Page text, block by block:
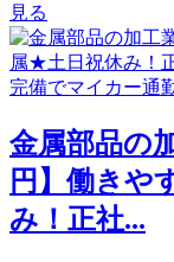
見る
金属部品の
円】働きや
み！正社...